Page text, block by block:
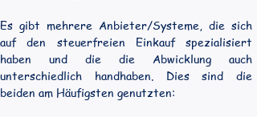
Es gibt mehrere Anbieter/Systeme, die sich
auf den steuerfreien Einkauf spezialisiert
haben und die die Abwicklung auch
unterschiedlich handhaben. Dies sind die
beiden am Häufigsten genutzten: